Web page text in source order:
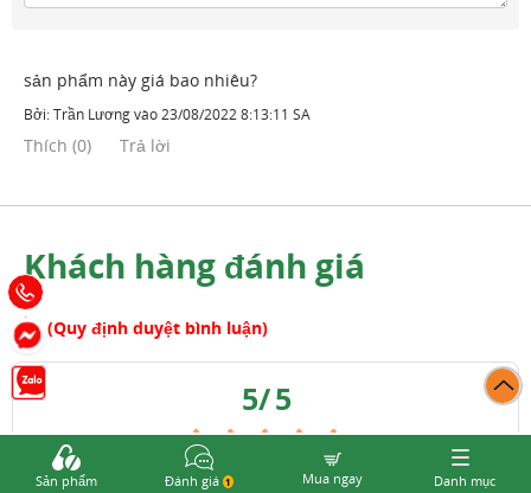
sản phẩm này giá bao nhiêu?
Bởi:Trần Lươngvào23/08/2022 8:13:11 SA
Thích (0) Trả lời
Khách hàng đánh giá
(Quy định duyệt bình luận)
5/5
5 100%
Sản phẩm Đánh giá 1 Mua ngay Danh mục